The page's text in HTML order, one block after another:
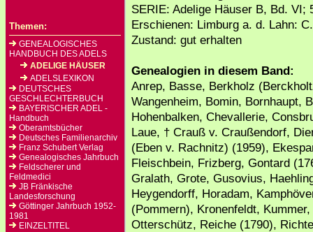
Themen:
GENEALOGISCHES
HANDBUCH DES ADELS
ADELIGE HÄUSER
ADELSLEXIKON
DEUTSCHES
GESCHLECHTERBUCH
BAYERISCHER ADEL -
Handbuch
Oberamtsbücher
Deutsches Familienarchiv
Franz Schubert Verlag
Genealogisches Jahrbuch
Feldscherer und
Feldmedici
JB Fränkische
Landesforschung
Göttinger Jahrbuch 1952-
1981
EINZELTITEL
SERIE: Adelige Häuser B, Bd. VI;
Erschienen: Limburg a. d. Lahn:
Zustand: gut erhalten
Genealogien in diesem Band:
Anrep, Basse, Berkholz
Wangenheim, Bomin, Bornhaupt,
Hohenbalken, Chevallerie,
Laue, † Crauß v. Craußendorf,
(Eben v. Rachnitz) (1959),
Fleischbein, Frizberg, Gontard
Gralath, Grote, Gusovius,
Heygendorff, Horadam,
(Pommern), Kronenfeldt,
Otterschütz, Reiche (1790),